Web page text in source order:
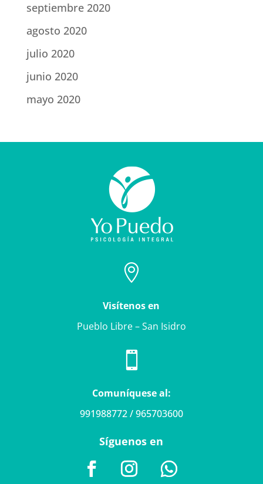
septiembre 2020
agosto 2020
julio 2020
junio 2020
mayo 2020

Visítenos en
Pueblo Libre – San Isidro

Comuníquese al:
991988772 / 965703600
Síguenos en